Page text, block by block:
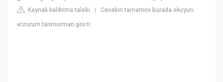
Kaynak kaldırma talebi |Cevabın tamamını burada okuyun:
erzurum.tarimorman.gov.tr